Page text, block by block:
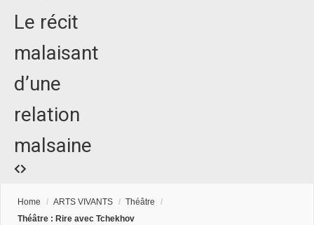
Le récit
malaisant
d’une
relation
malsaine
Home / ARTS VIVANTS / Théâtre
/
Théâtre : Rire avec Tchekhov